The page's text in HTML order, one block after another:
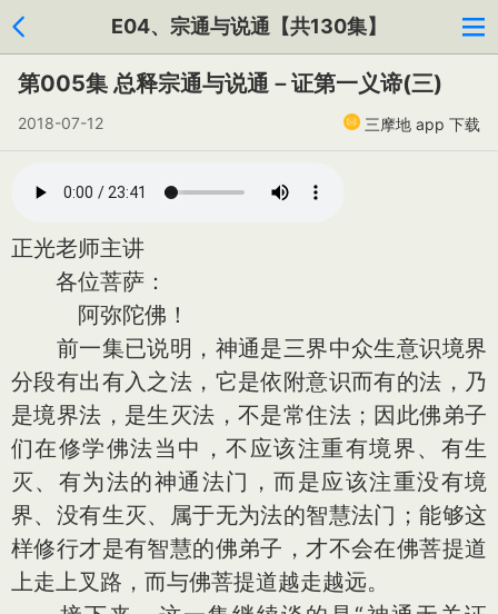
E04、宗通与说通【共130集】
第005集 总释宗通与说通－证第一义谛(三)
2018-07-12 三摩地 app 下载
正光老师主讲
各位菩萨：
阿弥陀佛！
前一集已说明，神通是三界中众生意识境界
分段有出有入之法，它是依附意识而有的法，乃
是境界法，是生灭法，不是常住法；因此佛弟子
们在修学佛法当中，不应该注重有境界、有生
灭、有为法的神通法门，而是应该注重没有境
界、没有生灭、属于无为法的智慧法门；能够这
样修行才是有智慧的佛弟子，才不会在佛菩提道
上走上叉路，而与佛菩提道越走越远。